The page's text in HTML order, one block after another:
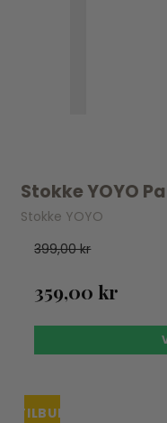
Stokke YOYO
Stokke YOYO
399,00 kr
359,00 kr
TILBUD